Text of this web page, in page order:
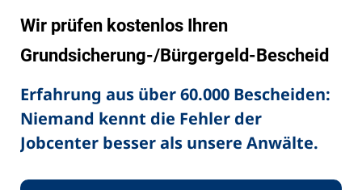
Wir prüfen kostenlos Ihren
Grundsicherung-/Bürgergeld-Bescheid
Erfahrung aus über 60.000 Bescheiden:
Niemand kennt die Fehler der
Jobcenter besser als unsere Anwälte.